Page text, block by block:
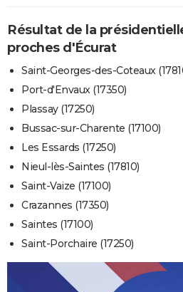
Résultat de la
proches d'Écurat
Saint-Georges-des-Coteaux
Port-d'Envaux (17350)
Plassay (17250)
Bussac-sur-Charente (17100)
Les Essards (17250)
Nieul-lès-Saintes (17810)
Saint-Vaize (17100)
Crazannes (17350)
Saintes (17100)
Saint-Porchaire (17250)